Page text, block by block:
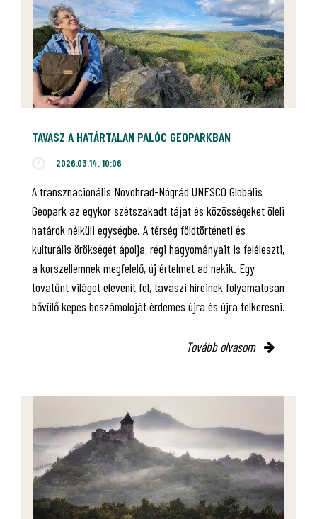
TAVASZ A HATÁRTALAN PALÓC GEOPARKBAN
2026.03.14. 10:06
A transznacionális Novohrad-Nógrád UNESCO Globális
Geopark az egykor szétszakadt tájat és közösségeket öleli
határok nélküli egységbe. A térség földtörténeti és
kulturális örökségét ápolja, régi hagyományait is feléleszti,
a korszellemnek megfelelő, új értelmet ad nekik. Egy
tovatűnt világot elevenít fel, tavaszi híreinek folyamatosan
bővülő képes beszámolóját érdemes újra és újra felkeresni.
Tovább olvasom